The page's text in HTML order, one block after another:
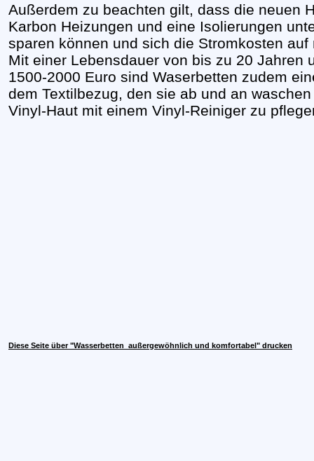
Außerdem zu beachten gilt, dass die neuen
Karbon Heizungen und eine Isolierungen
sparen können und sich die Stromkosten
Mit einer Lebensdauer von bis zu 20 Jahren
1500-2000 Euro sind Waserbetten zudem
dem Textilbezug, den sie ab und an
Vinyl-Haut mit einem Vinyl-Reiniger zu
Diese Seite über "Wasserbetten  außergewöhnlich und komfortabel" drucken